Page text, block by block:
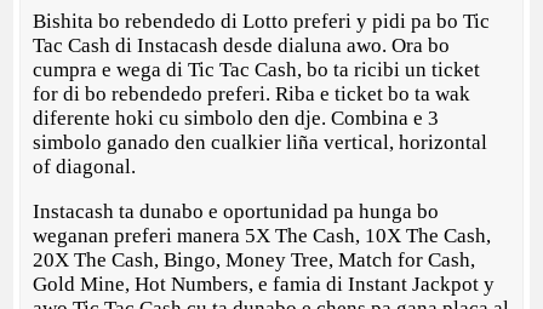
Bishita bo rebendedo di Lotto preferi y pidi pa bo Tic
Tac Cash di Instacash desde dialuna awo. Ora bo
cumpra e wega di Tic Tac Cash, bo ta ricibi un ticket
for di bo rebendedo preferi. Riba e ticket bo ta wak
diferente hoki cu simbolo den dje. Combina e 3
simbolo ganado den cualkier liña vertical, horizontal
of diagonal.
Instacash ta dunabo e oportunidad pa hunga bo
weganan preferi manera 5X The Cash, 10X The Cash,
20X The Cash, Bingo, Money Tree, Match for Cash,
Gold Mine, Hot Numbers, e famia di Instant Jackpot y